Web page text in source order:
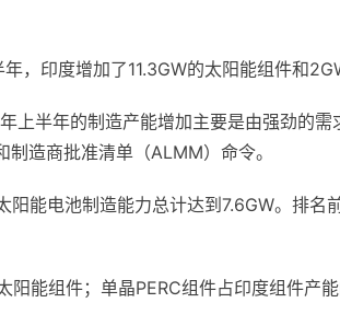
印度增加了11.3GW的太阳能组件和
上半年的制造产能增加主要是由强劲的
造商批准清单（ALMM）命令。
能电池制造能力总计达到7.6GW。排名
能组件；单晶PERC组件占印度组件产